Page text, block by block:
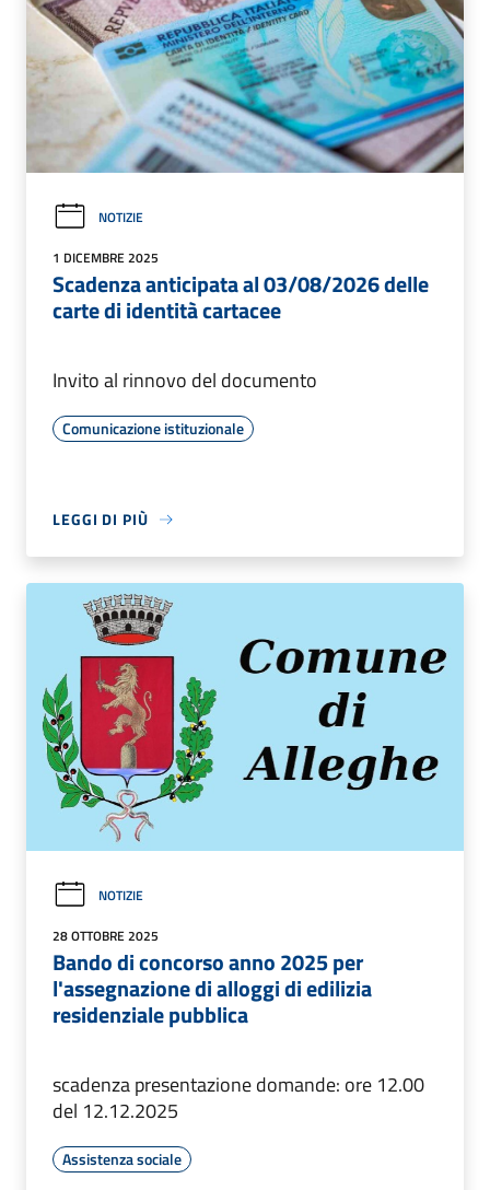
NOTIZIE
1 DICEMBRE 2025
Scadenza anticipata al 03/08/2026 delle
carte di identità cartacee
Invito al rinnovo del documento
Comunicazione istituzionale
LEGGI DI PIÙ
NOTIZIE
28 OTTOBRE 2025
Bando di concorso anno 2025 per
l'assegnazione di alloggi di edilizia
residenziale pubblica
scadenza presentazione domande: ore 12.00
del 12.12.2025
Assistenza sociale